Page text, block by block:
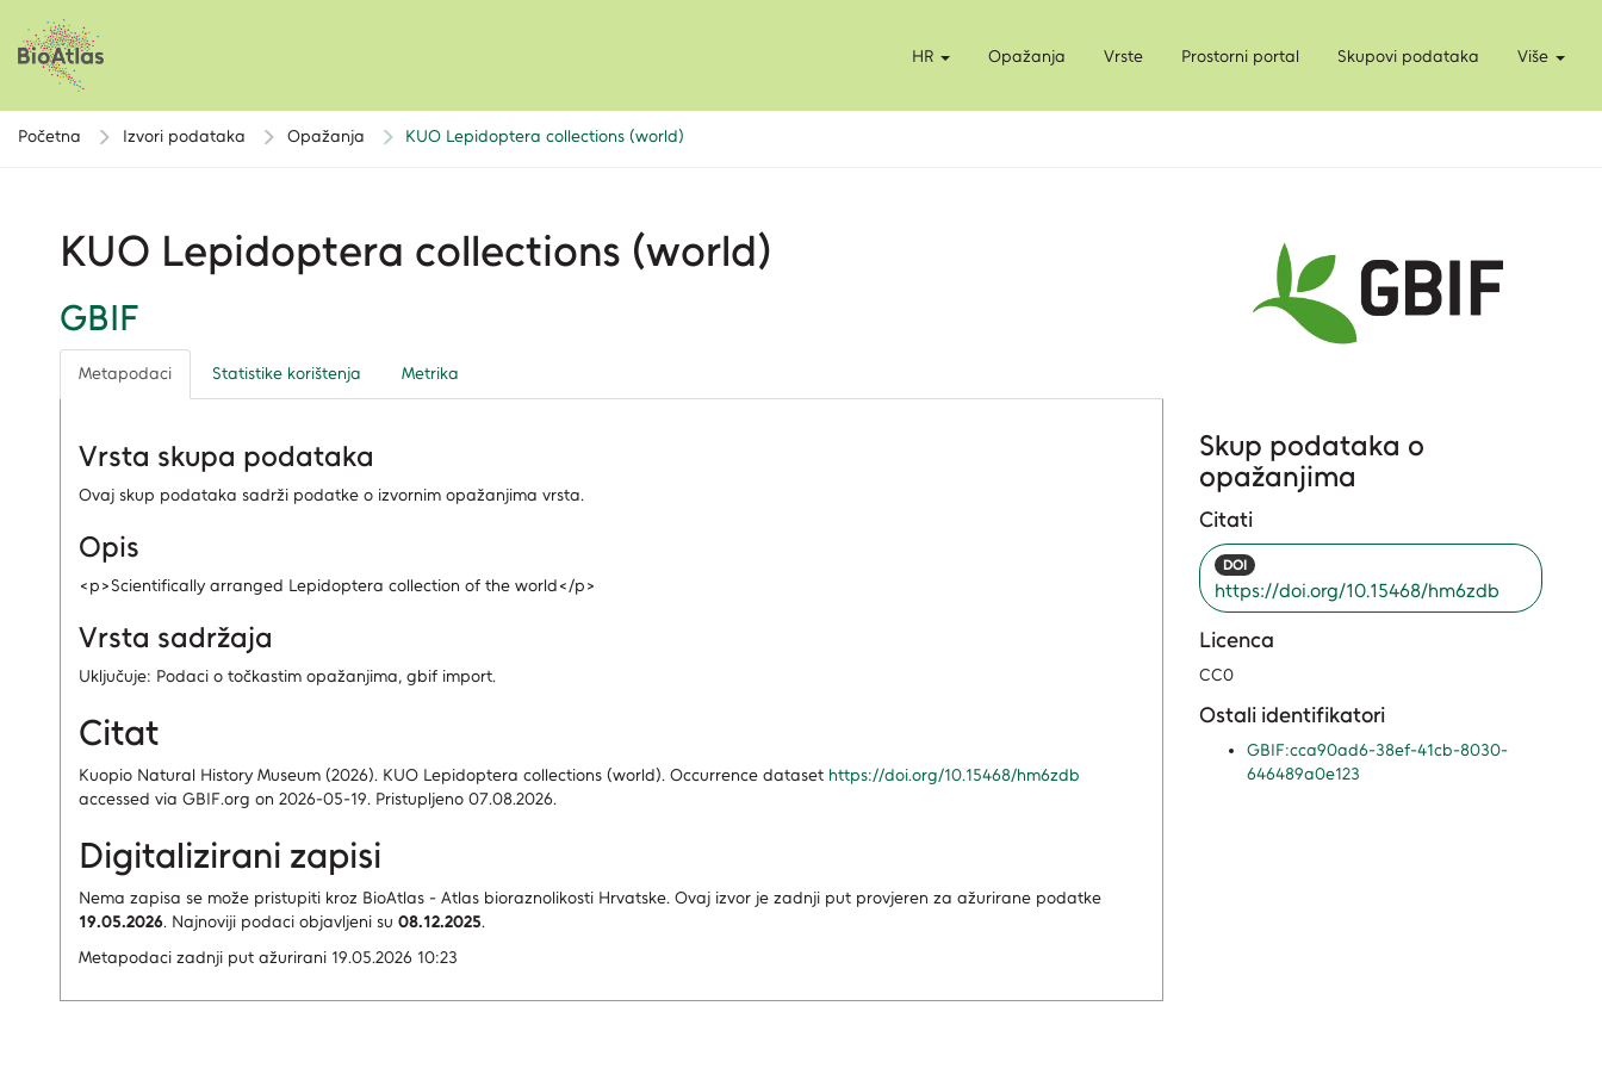
Opažanja Vrste Prostorni portal Skupovi podataka Više
HR
Početna Izvori podataka Opažanja KUO Lepidoptera collections (world)
KUO Lepidoptera collections (world)
GBIF
Metapodaci Statistike korištenja Metrika
Vrsta skupa podataka
Ovaj skup podataka sadrži podatke o izvornim opažanjima vrsta.
Opis
<p>Scientifically arranged Lepidoptera collection of the world</p>
Vrsta sadržaja
Uključuje: Podaci o točkastim opažanjima, gbif import.
Citat
Kuopio Natural History Museum (2026). KUO Lepidoptera collections (world). Occurrence dataset https://doi.org/10.15468/hm6zdb
accessed via GBIF.org on 2026-05-19. Pristupljeno 07.08.2026.
Digitalizirani zapisi
Nema zapisa se može pristupiti kroz BioAtlas - Atlas bioraznolikosti Hrvatske. Ovaj izvor je zadnji put provjeren za ažurirane podatke
19.05.2026. Najnoviji podaci objavljeni su 08.12.2025.
Metapodaci zadnji put ažurirani 19.05.2026 10:23
Skup podataka o
opažanjima
Citati
DOI
https://doi.org/10.15468/hm6zdb
Licenca
CC0
Ostali identifikatori
GBIF:cca90ad6-38ef-41cb-8030-
646489a0e123